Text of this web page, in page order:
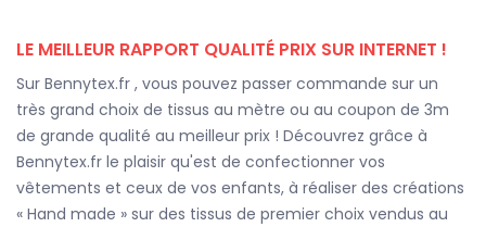
LE MEILLEUR RAPPORT QUALITÉ PRIX SUR INTERNET !
Sur Bennytex.fr , vous pouvez passer commande sur un
très grand choix de tissus au mètre ou au coupon de 3m
de grande qualité au meilleur prix ! Découvrez grâce à
Bennytex.fr le plaisir qu'est de confectionner vos
vêtements et ceux de vos enfants, à réaliser des créations
« Hand made » sur des tissus de premier choix vendus au